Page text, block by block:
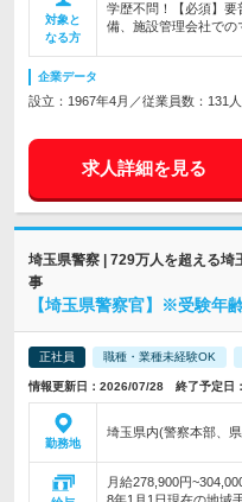
対象と
なる方
学歴不問！【必須】
備、施設管理会社での
企業データ
設立：1967年4月／従業員数：131
求人詳細を見る
埼玉県警察 | 729万人を超える
事
【埼玉県警察官】※受験
正社員 職種・業種未経験OK
情報更新日：2026/07/28 終了予定日
勤務地
埼玉県内(警察本部、
月給278,900円